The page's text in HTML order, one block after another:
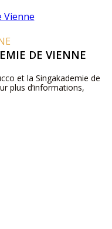
DE VIENNE
et la Singakademie de
plus d’informations,